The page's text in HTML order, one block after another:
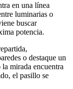
en una línea
luminarias o
buscar
potencia.
o destaque un
mirada encuentra
el pasillo se